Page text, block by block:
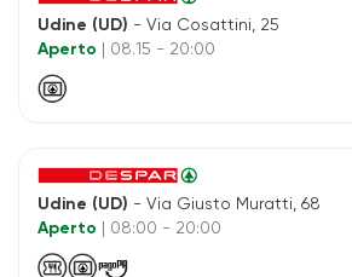
Udine (UD) - Via Cosattini, 25
Aperto
| 08.15 - 20:00
Udine (UD) - Via Giusto Muratti, 68
Aperto
| 08:00 - 20:00